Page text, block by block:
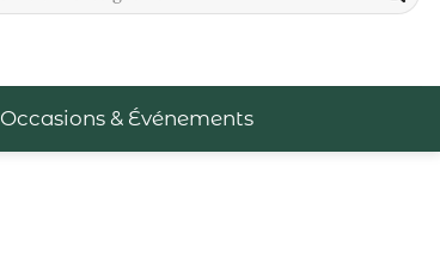
Occasions & Événements